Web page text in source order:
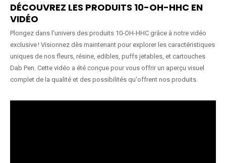
DÉCOUVREZ LES PRODUITS 10-OH-HHC EN
VIDÉO
Plongez dans l'univers des produits 10-OH-HHC grâce à notre vidéo
exclusive ! Visionnez dès maintenant pour explorer les caractéristiques
uniques de nos fleurs, résine, edibles, puffs jetables, et cartouches
Dab Pen. Cette vidéo a été conçue pour vous offrir un aperçu visuel
complet de la qualité et des possibilités qu'offrent nos produits.